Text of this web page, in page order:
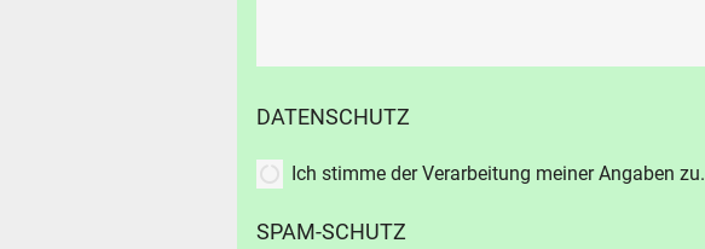
DATENSCHUTZ
Ich stimme der Verarbeitung meiner Angaben zu.
SPAM-SCHUTZ